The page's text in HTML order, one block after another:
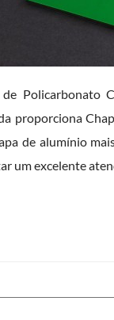
Policarbonato
proporciona
de alumínio
um excelente